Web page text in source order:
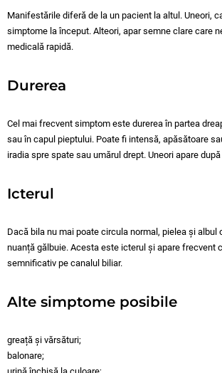
Manifestările diferă de la un pacient la altul. Uneori,
simptome la început. Alteori, apar semne clare care
medicală rapidă.
Durerea
Cel mai frecvent simptom este durerea în partea
sau în capul pieptului. Poate fi intensă, apăsătoare
iradia spre spate sau umărul drept. Uneori apare
Icterul
Dacă bila nu mai poate circula normal, pielea și albul
nuanță gălbuie. Acesta este icterul și apare frecvent
semnificativ pe canalul biliar.
Alte simptome posibile
greață și vărsături;
balonare;